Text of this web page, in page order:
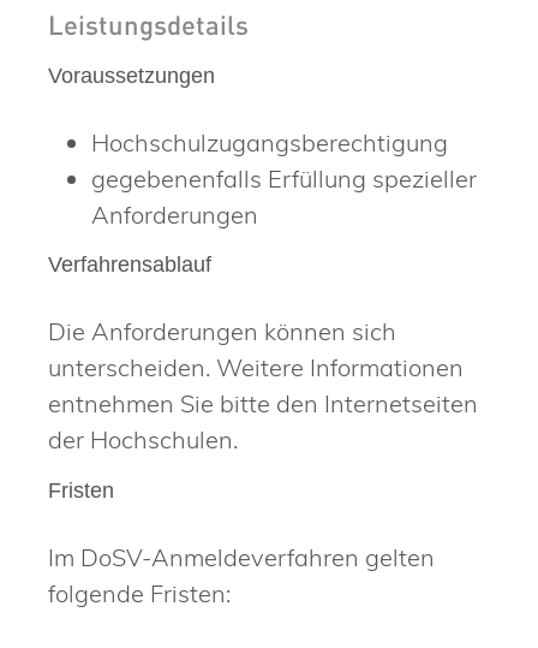
Leistungsdetails
Voraussetzungen
Hochschulzugangsberechtigung
gegebenenfalls Erfüllung spezieller
Anforderungen
Verfahrensablauf
Die Anforderungen können sich
unterscheiden. Weitere Informationen
entnehmen Sie bitte den Internetseiten
der Hochschulen.
Fristen
Im DoSV-Anmeldeverfahren gelten
folgende Fristen: